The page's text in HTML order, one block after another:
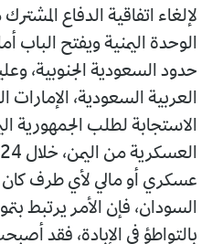
لإلغاء اتفاقية الدفاع
الوحدة اليمنية ويفتح الباب
حدود السعودية الجنوبية،
العربية السعودية، الإمارات
الاستجابة لطلب الجمهورية
عسكري أو مالي لأي طرف كان
السودان، فإن الأمر يرتبط
بالتواطؤ في الإبادة، فقد